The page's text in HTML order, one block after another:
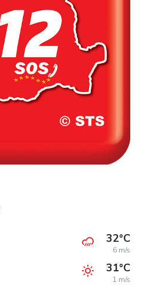
32°C
6 m/s
31°C
1 m/s